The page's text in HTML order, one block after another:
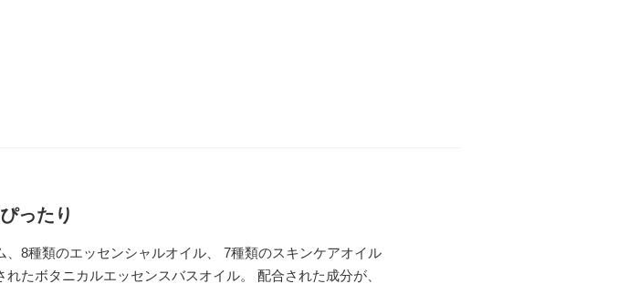
ったり
、8種類のエッセンシャルオイル、 7種類のスキンケアオイル
ニカルエッセンスバスオイル。 配合された成分が、